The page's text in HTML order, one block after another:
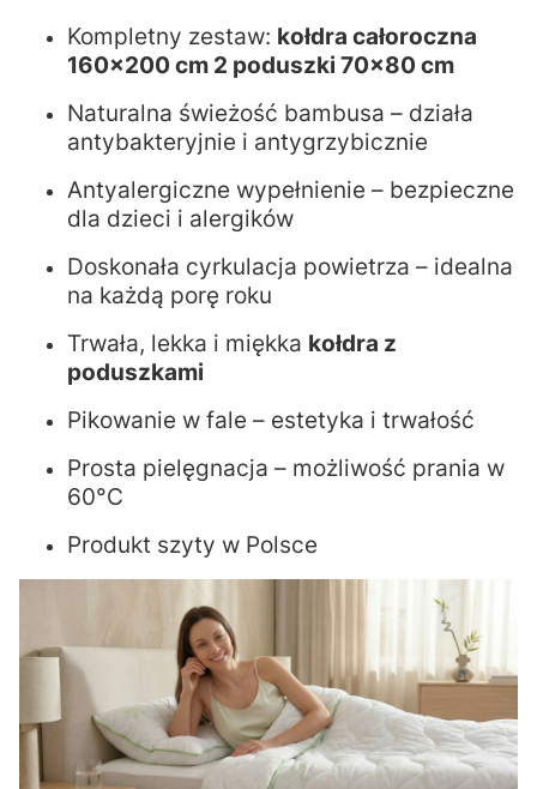
Kompletny zestaw: kołdra całoroczna
160x200 cm 2 poduszki 70x80 cm
Naturalna świeżość bambusa – działa
antybakteryjnie i antygrzybicznie
Antyalergiczne wypełnienie – bezpieczne
dla dzieci i alergików
Doskonała cyrkulacja powietrza – idealna
na każdą porę roku
Trwała, lekka i miękka kołdra z
poduszkami
Pikowanie w fale – estetyka i trwałość
Prosta pielęgnacja – możliwość prania w
60°C
Produkt szyty w Polsce